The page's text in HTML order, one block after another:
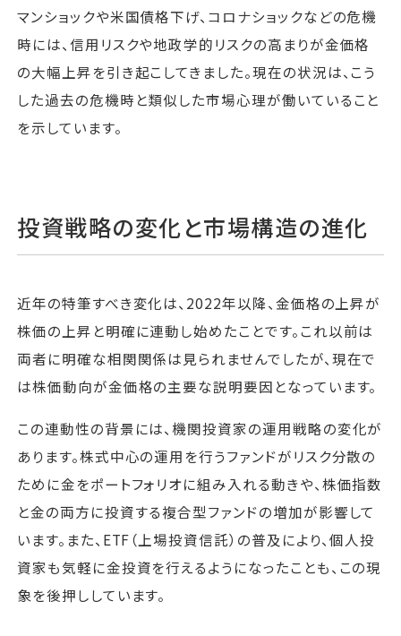
マンショックや米国債格下げ、コロナショックなどの危機
時には、信用リスクや地政学的リスクの高まりが金価格
の大幅上昇を引き起こしてきました。現在の状況は、こう
した過去の危機時と類似した市場心理が働いていること
を示しています。
投資戦略の変化と市場構造の進化
近年の特筆すべき変化は、2022年以降、金価格の上昇が
株価の上昇と明確に連動し始めたことです。これ以前は
両者に明確な相関関係は見られませんでしたが、現在で
は株価動向が金価格の主要な説明要因となっています。
この連動性の背景には、機関投資家の運用戦略の変化が
あります。株式中心の運用を行うファンドがリスク分散の
ために金をポートフォリオに組み入れる動きや、株価指数
と金の両方に投資する複合型ファンドの増加が影響して
います。また、ETF（上場投資信託）の普及により、個人投
資家も気軽に金投資を行えるようになったことも、この現
象を後押ししています。